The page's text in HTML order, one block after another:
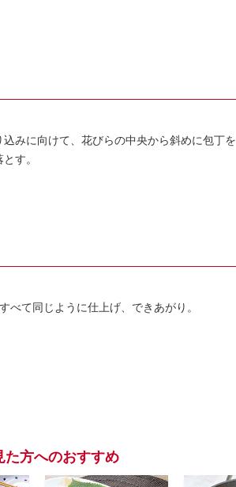
込みに向けて、花びらの中央から斜めに包丁を
す。
べて同じように仕上げ、できあがり。
た方へのおすすめ